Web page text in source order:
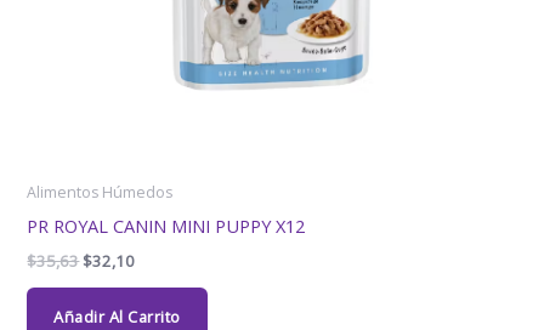
Alimentos Húmedos
PR ROYAL CANIN MINI PUPPY X12
$35,63$32,10
Añadir Al Carrito